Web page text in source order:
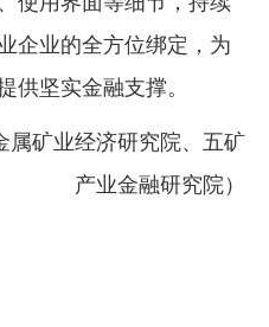
企业的全方位绑定，为
供坚实金融支撑。
属矿业经济研究院、五矿
产业金融研究院）